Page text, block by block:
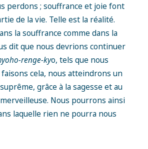
perdons ; souffrance et joie font
de la vie. Telle est la réalité.
la souffrance comme dans la
dit que nous devrions continuer
renge-kyo, tels que nous
faisons cela, nous atteindrons un
grâce à la sagesse et au
Nous pourrons ainsi
laquelle rien ne pourra nous